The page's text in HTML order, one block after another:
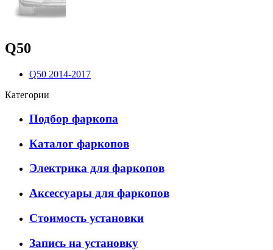
Q50
Q50 2014-2017
Категории
Подбор фаркопа
Каталог фаркопов
Электрика для фаркопов
Аксессуары для фаркопов
Стоимость установки
Запись на установку